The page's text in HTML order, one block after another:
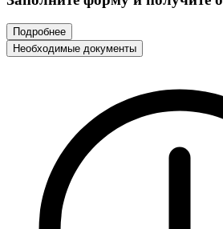
Подробнее
Необходимые документы